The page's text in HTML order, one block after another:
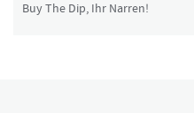
Buy The Dip, Ihr Narren!